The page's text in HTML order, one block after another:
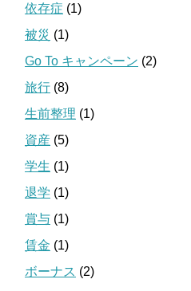
依存症 (1)
被災 (1)
Go To キャンペーン (2)
旅行 (8)
生前整理 (1)
資産 (5)
学生 (1)
退学 (1)
賞与 (1)
賃金 (1)
ボーナス (2)